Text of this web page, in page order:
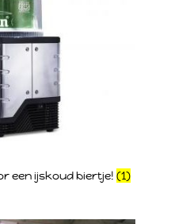
een ijskoud biertje! (1)